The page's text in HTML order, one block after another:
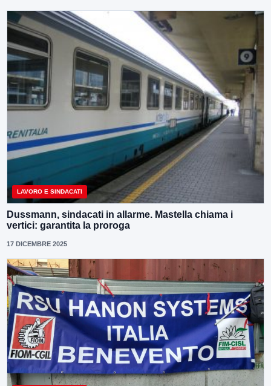
LAVORO E SINDACATI
Dussmann, sindacati in allarme. Mastella chiama i
vertici: garantita la proroga
17 DICEMBRE 2025